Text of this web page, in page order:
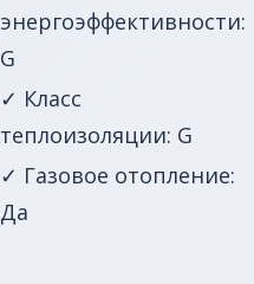
энергоэффективности:
G
✓ Класс
теплоизоляции: G
✓ Газовое отопление:
Да